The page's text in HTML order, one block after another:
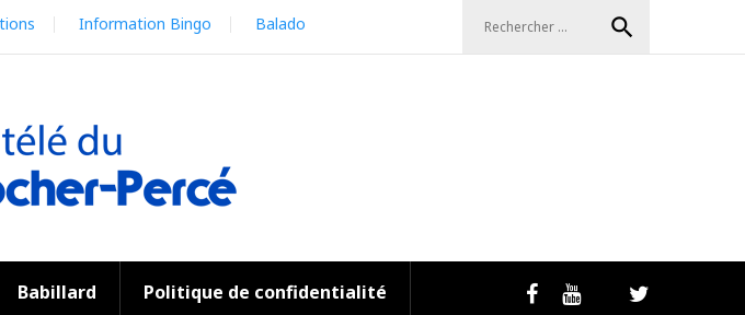
Information Bingo Balado search
Babillard Politique de confidentialité FacebookYoutube Livestream
Twitter